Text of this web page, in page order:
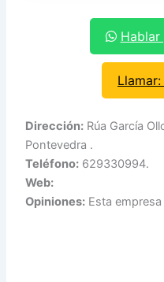
Dirección: Rúa García
Pontevedra .
Teléfono: 629330994.
Web:
Opiniones: Esta